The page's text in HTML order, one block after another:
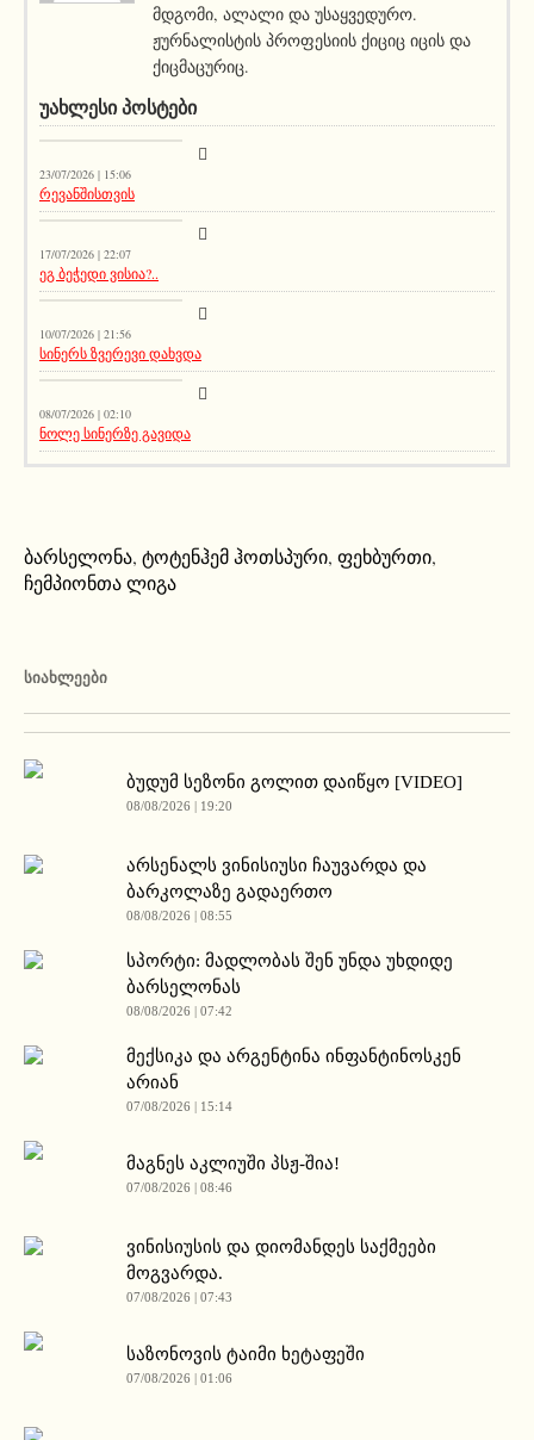
მდგომი, ალალი და უსაყვედურო.
ჟურნალისტის პროფესიის ქიციც იცის და
ქიცმაცურიც.
ᲣᲐᲮᲚᲔᲡᲘ ᲞᲝᲡᲢᲔᲑᲘ
სიახლეები
23/07/2026 | 15:06
რევანშისთვის
მთავარი ამბავი
17/07/2026 | 22:07
ეგ ბეჭედი ვისია?..
სიახლეები
10/07/2026 | 21:56
სინერს ზვერევი დახვდა
სიახლეები
08/07/2026 | 02:10
ნოლე სინერზე გავიდა
ბარსელონა, ტოტენჰემ ჰოთსპური, ფეხბურთი,
ჩემპიონთა ლიგა
ᲡᲘᲐᲮᲚᲔᲔᲑᲘ
ბუდუმ სეზონი გოლით დაიწყო [VIDEO]
08/08/2026 | 19:20
არსენალს ვინისიუსი ჩაუვარდა და
ბარკოლაზე გადაერთო
08/08/2026 | 08:55
სპორტი: მადლობას შენ უნდა უხდიდე
ბარსელონას
08/08/2026 | 07:42
მექსიკა და არგენტინა ინფანტინოსკენ
არიან
07/08/2026 | 15:14
მაგნეს აკლიუში პსჟ-შია!
07/08/2026 | 08:46
ვინისიუსის და დიომანდეს საქმეები
მოგვარდა.
07/08/2026 | 07:43
საზონოვის ტაიმი ხეტაფეში
07/08/2026 | 01:06